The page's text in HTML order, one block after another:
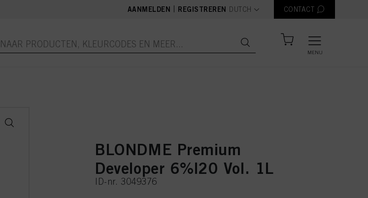
AANMELDEN REGISTREREN text.language
DUTCH CONTACT
MENU
BLONDME Premium
Developer 6%|20 Vol. 1L
ID-nr. 3049376